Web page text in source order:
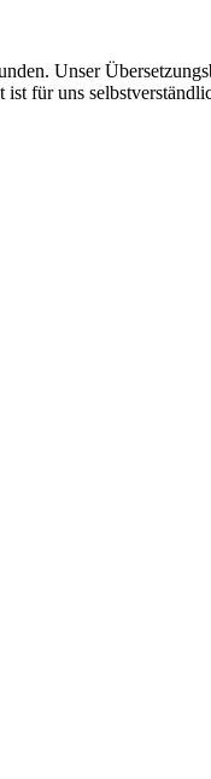
Unser
für uns